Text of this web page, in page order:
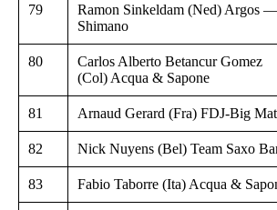
79
Ramon Sinkeldam (Ned) Argos —
Shimano
80
Carlos Alberto Betancur Gomez
(Col) Acqua & Sapone
81 Arnaud Gerard (Fra) FDJ-Big Mat
82 Nick Nuyens (Bel) Team Saxo
83 Fabio Taborre (Ita) Acqua &